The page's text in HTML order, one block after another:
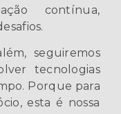
contínua,
seguiremos
tecnologias
Porque para
esta é nossa